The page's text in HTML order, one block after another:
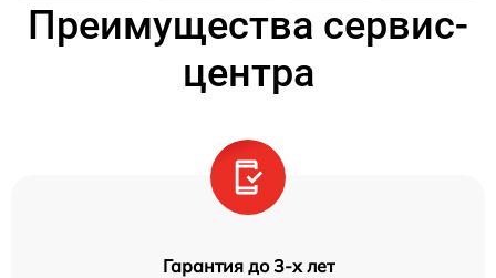
Преимущества сервис-
центра
Гарантия до 3-х лет